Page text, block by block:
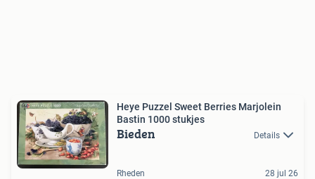
Heye Puzzel Sweet Berries Marjolein
Bastin 1000 stukjes
Bieden Details
Rheden 28 jul 26